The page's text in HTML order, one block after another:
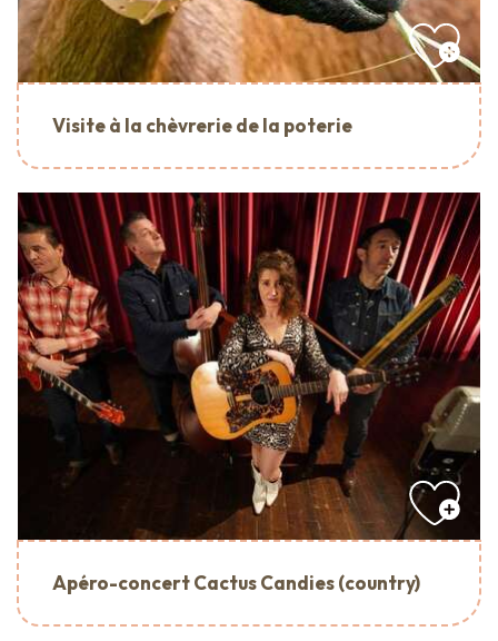
Visite à la chèvrerie de la poterie
Apéro-concert Cactus Candies (country)